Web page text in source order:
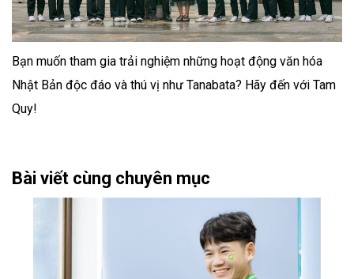
Bạn muốn tham gia trải nghiệm những hoạt động văn hóa
Nhật Bản độc đáo và thú vị như Tanabata? Hãy đến với Tam
Quy!
Bài viết cùng chuyên mục